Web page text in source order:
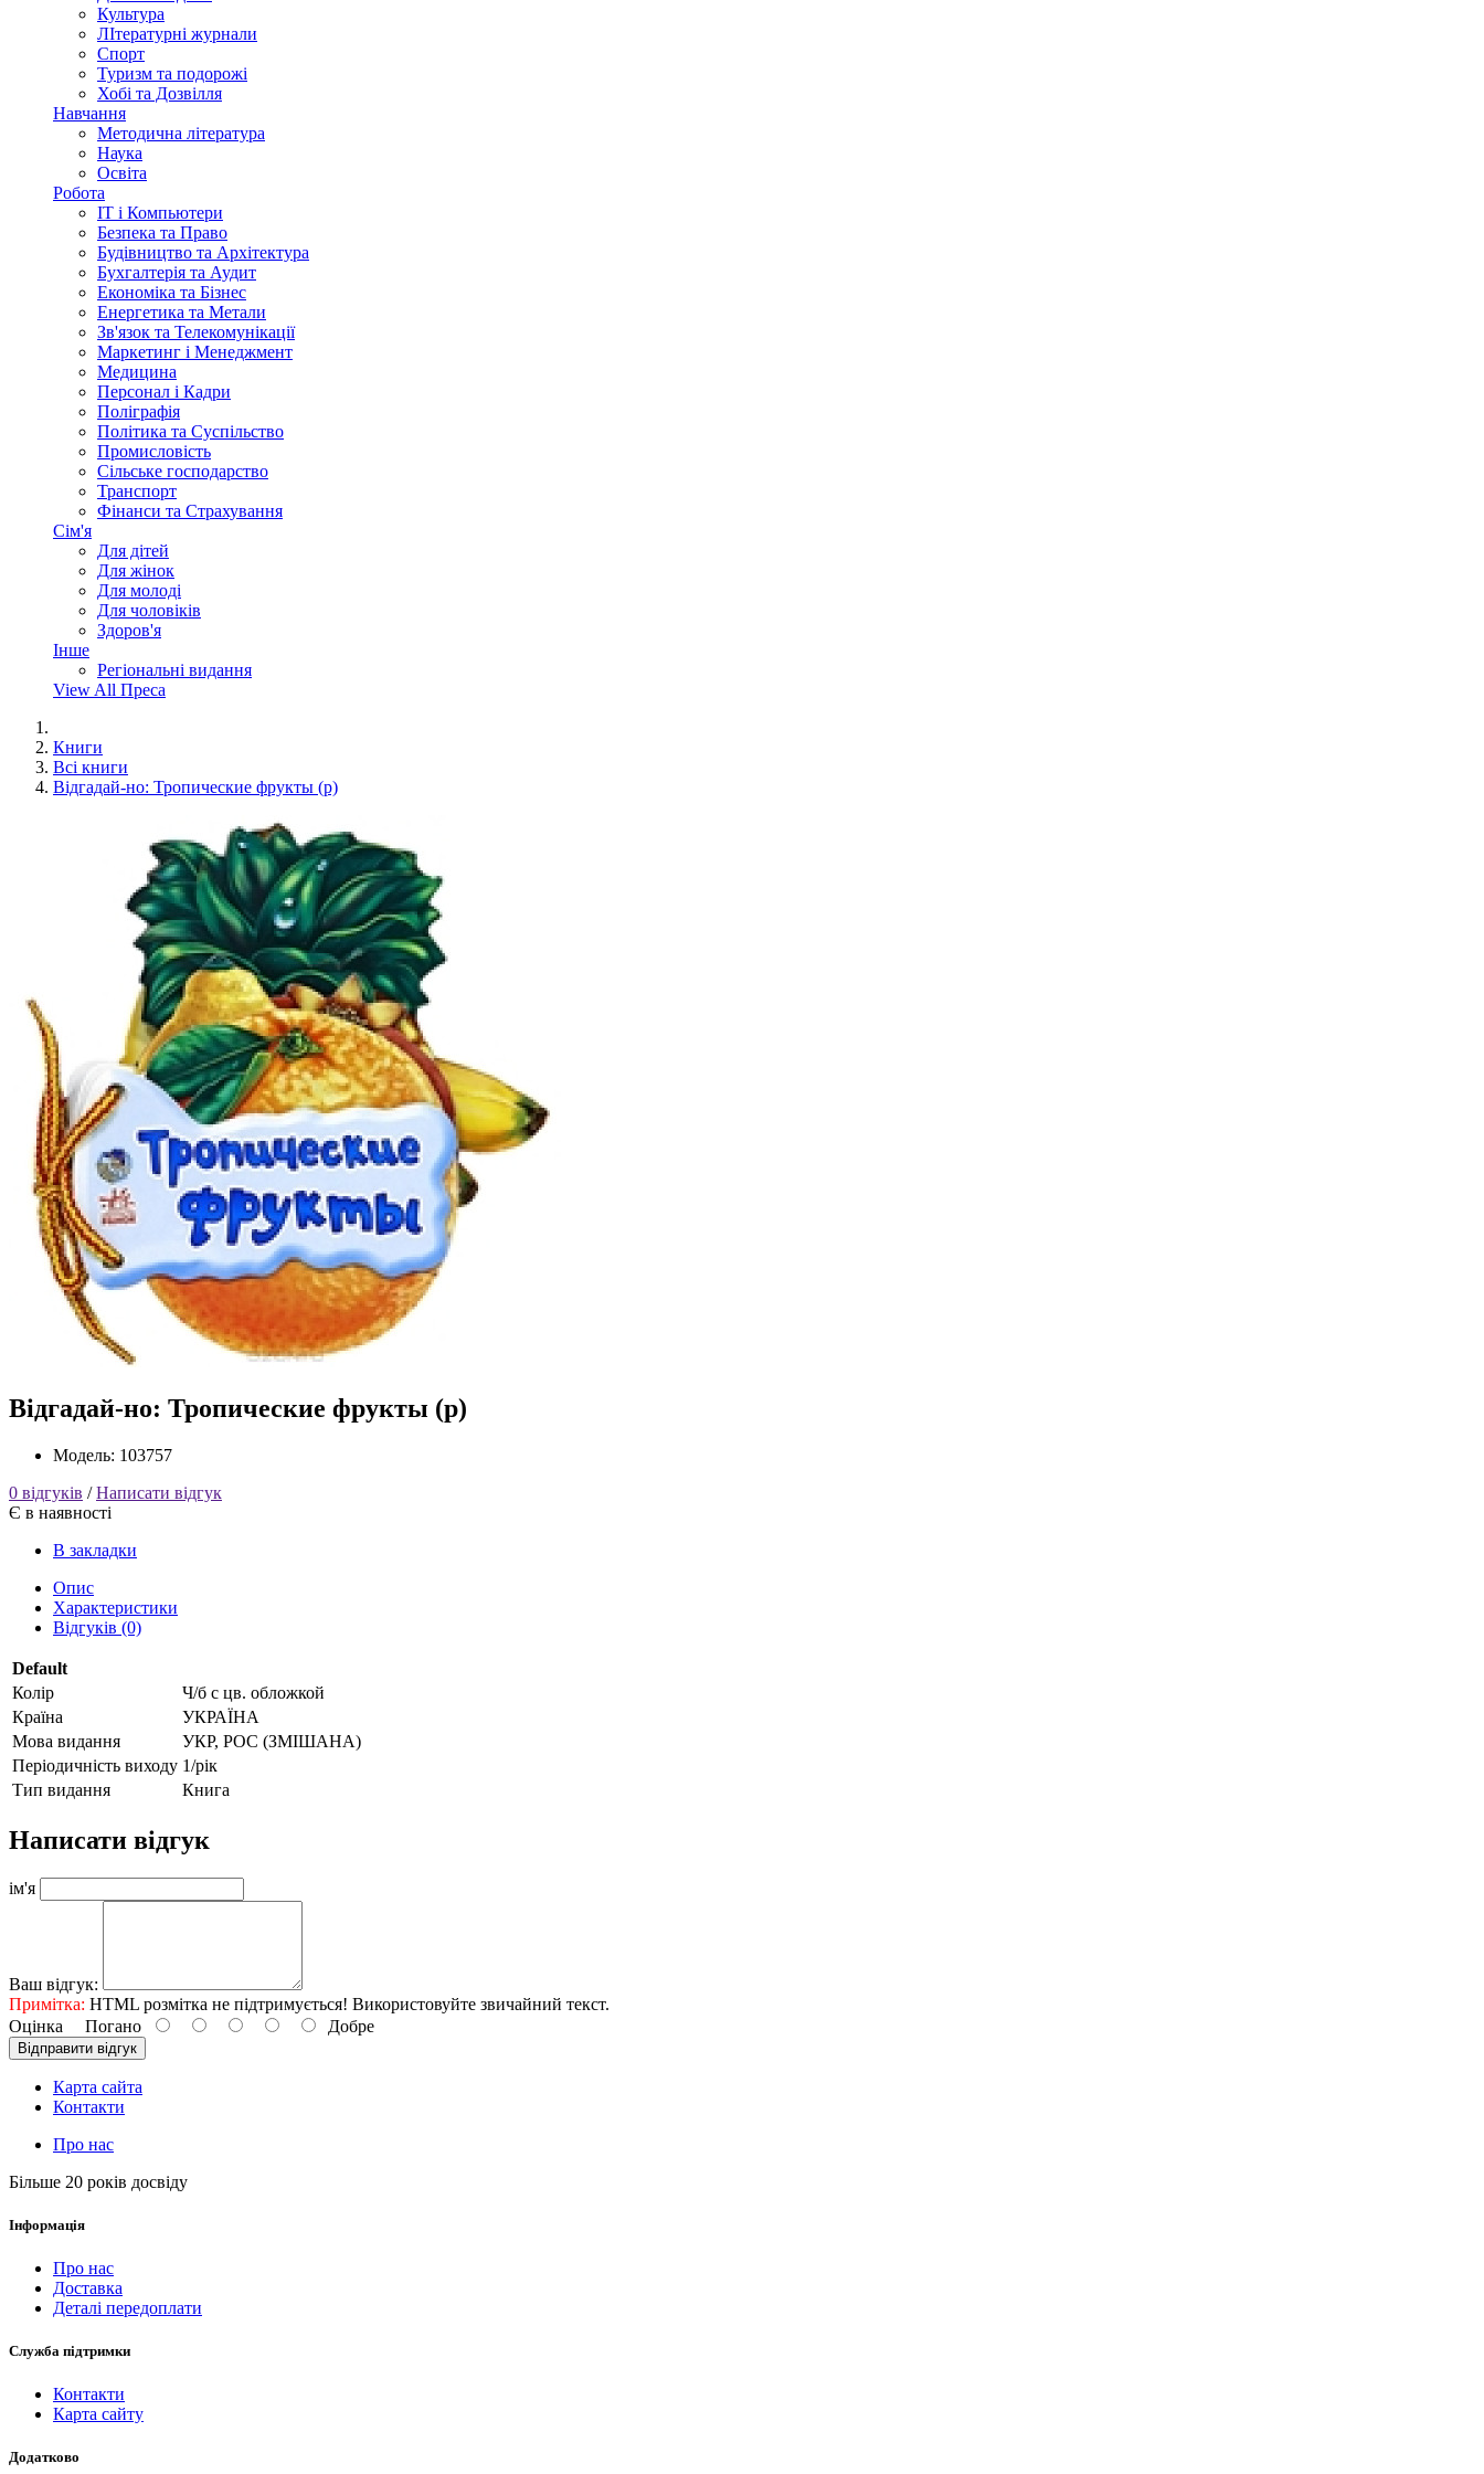
Культура
ЛІтературні журнали
Спорт
Туризм та подорожі
Хобі та Дозвілля
Навчання
Методична література
Наука
Освіта
Робота
IT і Компьютери
Безпека та Право
Будівництво та Архітектура
Бухгалтерія та Аудит
Економіка та Бізнес
Енергетика та Метали
Зв'язок та Телекомунікації
Маркетинг і Менеджмент
Медицина
Персонал і Кадри
Поліграфія
Політика та Суспільство
Промисловість
Сільське господарство
Транспорт
Фінанси та Страхування
Сім'я
Для дітей
Для жінок
Для молоді
Для чоловіків
Здоров'я
Інше
Регіональні видання
View All Преса
Книги
Всі книги
Відгадай-но: Тропические фрукты (р)
Відгадай-но: Тропические фрукты (р)
Модель: 103757
0 відгуків /Написати відгук
Є в наявності
В закладки
Опис
Характеристики
Відгуків (0)
Default
Колір
Ч/б с цв. обложкой
Країна
УКРАЇНА
Мова видання
УКР, РОС (ЗМІШАНА)
Періодичність виходу 1/рік
Тип видання
Книга
Написати відгук
ім'я
Ваш відгук:
Примітка: HTML розмітка не підтримується! Використовуйте звичайний текст.
Оцінка Погано Добре
Відправити відгук
Карта сайта
Контакти
Про нас
Більше 20 років досвіду
Інформація
Про нас
Доставка
Деталі передоплати
Служба підтримки
Контакти
Карта сайту
Додатково